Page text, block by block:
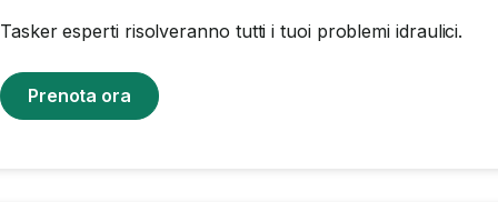
Tasker esperti risolveranno tutti i tuoi problemi idraulici.
Prenota ora